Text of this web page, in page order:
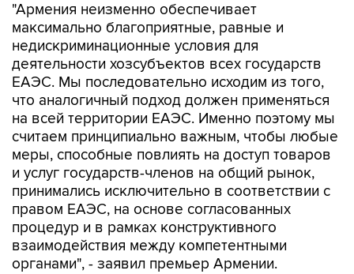
"Армения неизменно обеспечивает
максимально благоприятные, равные и
недискриминационные условия для
деятельности хозсубъектов всех государств
ЕАЭС. Мы последовательно исходим из того,
что аналогичный подход должен применяться
на всей территории ЕАЭС. Именно поэтому мы
считаем принципиально важным, чтобы любые
меры, способные повлиять на доступ товаров
и услуг государств-членов на общий рынок,
принимались исключительно в соответствии с
правом ЕАЭС, на основе согласованных
процедур и в рамках конструктивного
взаимодействия между компетентными
органами", - заявил премьер Армении.